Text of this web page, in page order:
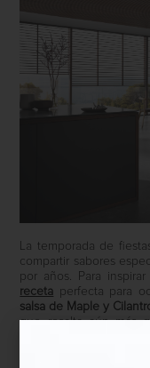
La temporada de
compartir sabores
por años. Para
receta perfecta para
salsa de Maple y
que resalta aún más